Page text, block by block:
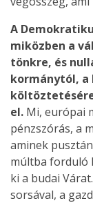
A
miközben a
tönkre, és
kormánytól, a
el. Mi, európai
pénzszórás, a
aminek
múltba forduló
ki a budai
sorsával, a